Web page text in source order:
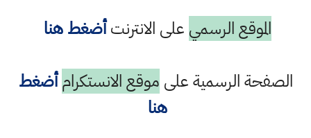
الموقع الرسمي على الانترنتأضغط هنا
الصفحة الرسمية على موقع الانستكرام أضغط
هنا